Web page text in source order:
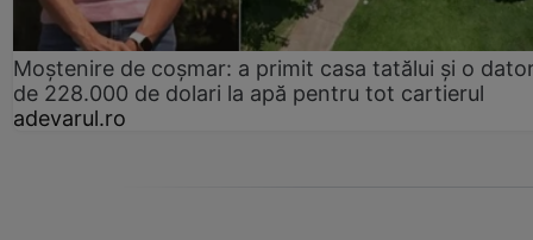
Moștenire de coșmar: a primit casa tatălui și o
de 228.000 de dolari la apă pentru tot cartierul
adevarul.ro